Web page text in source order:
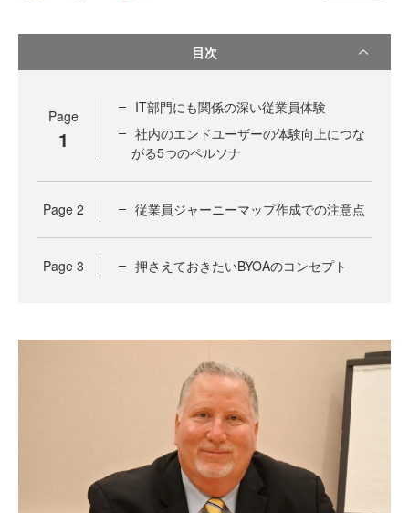
目次
Page
1
IT部門にも関係の深い従業員体験
社内のエンドユーザーの体験向上につな
がる5つのペルソナ
Page 2 従業員ジャーニーマップ作成での注意点
Page 3 押さえておきたいBYOAのコンセプト